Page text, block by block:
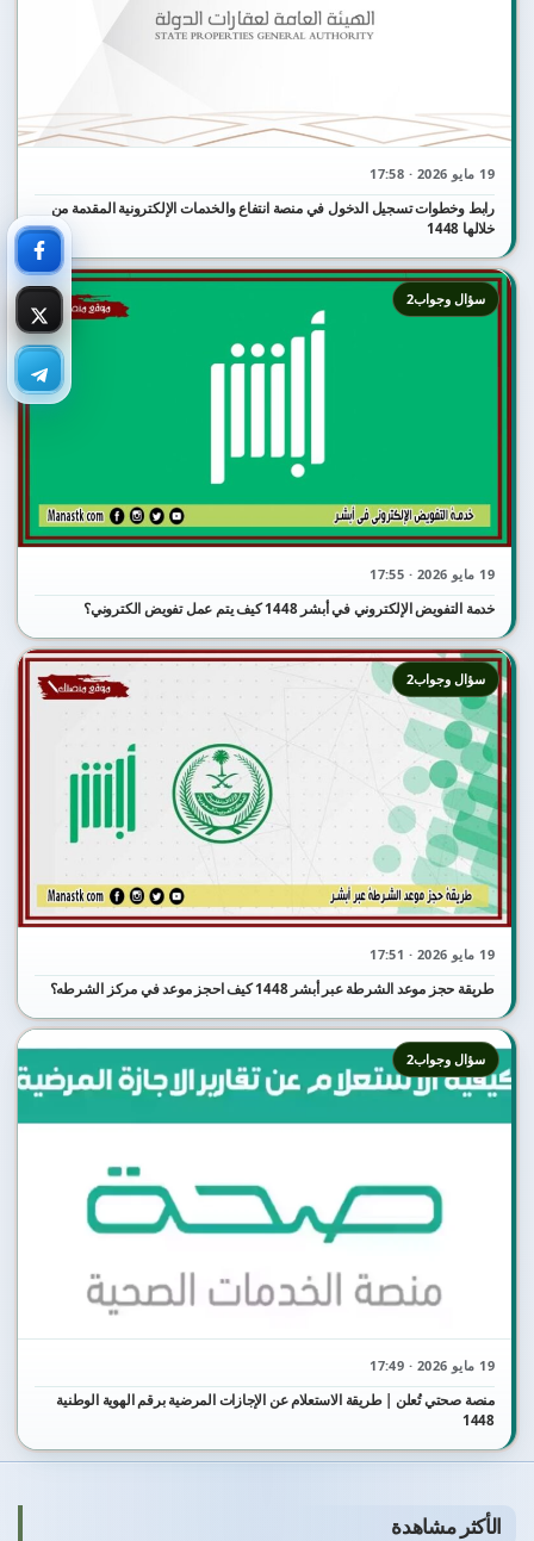
19 مايو 2026 · 17:58
رابط وخطوات تسجيل الدخول في منصة انتفاع والخدمات الإلكترونية المقدمة من
خلالها 1448
19 مايو 2026 · 17:55
خدمة التفويض الإلكتروني في أبشر 1448 كيف يتم عمل تفويض الكتروني؟
سؤال وجواب2
19 مايو 2026 · 17:51
طريقة حجز موعد الشرطة عبر أبشر 1448 كيف احجز موعد في مركز الشرطه؟
سؤال وجواب2
19 مايو 2026 · 17:49
منصة صحتي تُعلن | طريقة الاستعلام عن الإجازات المرضية برقم الهوية الوطنية
1448
سؤال وجواب2
الأكثر مشاهدة